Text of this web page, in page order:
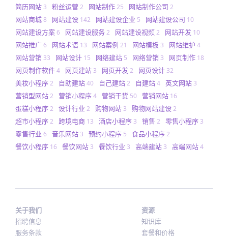
简历网站 3 粉丝运营2 网站制作25 网站制作公司 2
网站商城8 网站建设 142 网站建设企业 5 网站建设公司 10
网站建设方案6 网站建设服务2 网站建设视频2 网站开发 10
网站推广6 网站术语 13 网站案例 21 网站模板 3 网站维护 4
网站营销 33 网站设计 15 网络建站 5 网络营销 3 网页制作 18
网页制作软件4 网页建站 3 网页开发 2 网页设计 32
美妆小程序2 自助建站40 自己建站2 自建站4 英文网站 3
营销型网站2 营销小程序4 营销干货 50 营销网站 16
蛋糕小程序2 设计行业 2 购物网站 3 购物网站建设2
超市小程序2 跨境电商 13 酒店小程序 3 销售 2 零售小程序 3
零售行业 6 音乐网站 3 预约小程序 5 食品小程序2
餐饮小程序 16 餐饮网站 3 餐饮行业 3 高端建站 3 高端网站4
关于我们
招聘信息
服务条款
资源
知识库
套餐和价格